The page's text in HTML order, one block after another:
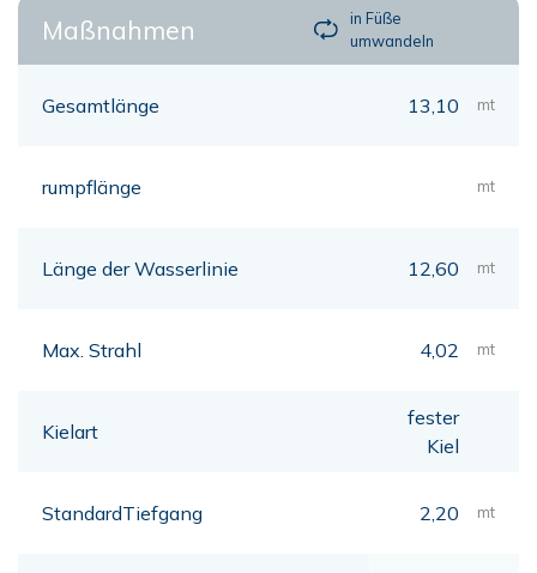
Maßnahmen
in Füße
umwandeln
Gesamtlänge 13,10 mt
rumpflänge mt
Länge der Wasserlinie 12,60 mt
Max. Strahl 4,02 mt
Kielart
fester
Kiel
StandardTiefgang 2,20 mt